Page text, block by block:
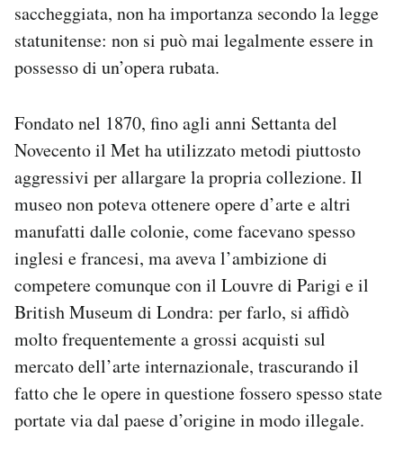
saccheggiata, non ha importanza secondo la legge
statunitense: non si può mai legalmente essere in
possesso di un’opera rubata.
Fondato nel 1870, fino agli anni Settanta del
Novecento il Met ha utilizzato metodi piuttosto
aggressivi per allargare la propria collezione. Il
museo non poteva ottenere opere d’arte e altri
manufatti dalle colonie, come facevano spesso
inglesi e francesi, ma aveva l’ambizione di
competere comunque con il Louvre di Parigi e il
British Museum di Londra: per farlo, si affidò
molto frequentemente a grossi acquisti sul
mercato dell’arte internazionale, trascurando il
fatto che le opere in questione fossero spesso state
portate via dal paese d’origine in modo illegale.